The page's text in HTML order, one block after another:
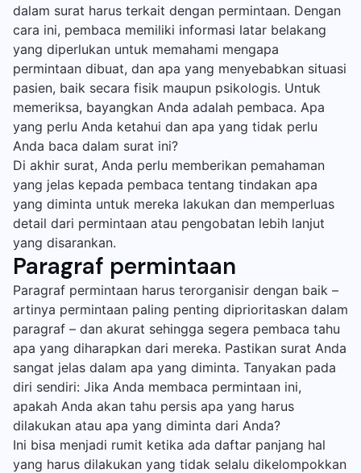
dalam surat harus terkait dengan permintaan. Dengan
cara ini, pembaca memiliki informasi latar belakang
yang diperlukan untuk memahami mengapa
permintaan dibuat, dan apa yang menyebabkan situasi
pasien, baik secara fisik maupun psikologis. Untuk
memeriksa, bayangkan Anda adalah pembaca. Apa
yang perlu Anda ketahui dan apa yang tidak perlu
Anda baca dalam surat ini?
Di akhir surat, Anda perlu memberikan pemahaman
yang jelas kepada pembaca tentang tindakan apa
yang diminta untuk mereka lakukan dan memperluas
detail dari permintaan atau pengobatan lebih lanjut
yang disarankan.
Paragraf permintaan
Paragraf permintaan harus terorganisir dengan baik –
artinya permintaan paling penting diprioritaskan dalam
paragraf – dan akurat sehingga segera pembaca tahu
apa yang diharapkan dari mereka. Pastikan surat Anda
sangat jelas dalam apa yang diminta. Tanyakan pada
diri sendiri: Jika Anda membaca permintaan ini,
apakah Anda akan tahu persis apa yang harus
dilakukan atau apa yang diminta dari Anda?
Ini bisa menjadi rumit ketika ada daftar panjang hal
yang harus dilakukan yang tidak selalu dikelompokkan